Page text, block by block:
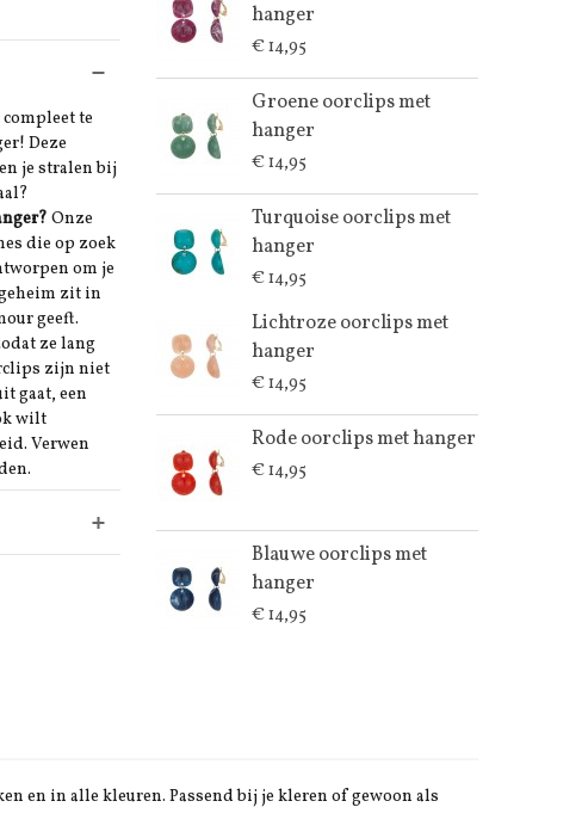
te
Deze
je stralen bij
Onze
die op zoek
om je
zit in
geeft.
ze lang
zijn niet
gaat, een
wilt
Verwen
hanger
€ 14,95
Groene oorclips met
hanger
€ 14,95
Turquoise oorclips met
hanger
€ 14,95
Lichtroze oorclips met
hanger
€ 14,95
Rode oorclips met hanger
€ 14,95
Blauwe oorclips met
hanger
€ 14,95
en in alle kleuren. Passend bij je kleren of gewoon als